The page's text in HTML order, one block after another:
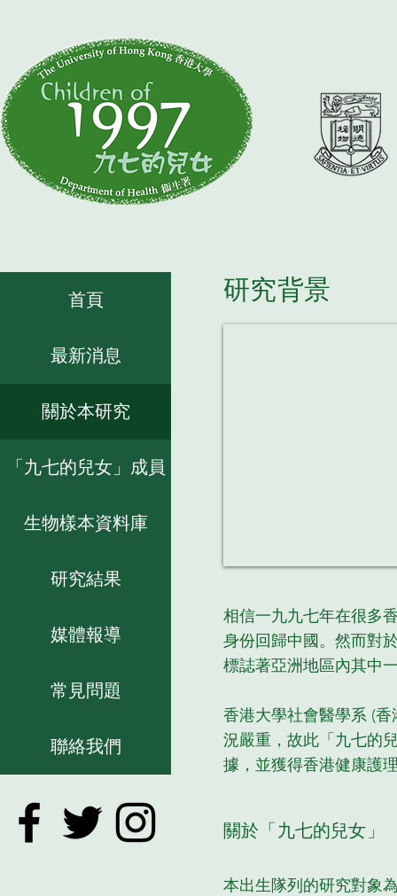
首頁
最新消息
關於本研究
「九七的兒女」成員
生物樣本資料庫
研究結果
媒體報導
常見問題
聯絡我們
研究背景
相信一九九七年在很多
身份回歸中國。 然而對
標誌著亞洲地區內其中
香港大學社會醫學系 (
況嚴重，故此「九七的
據，並獲得香港健康護
關於「九七的兒女」
本出生隊列的研究對象